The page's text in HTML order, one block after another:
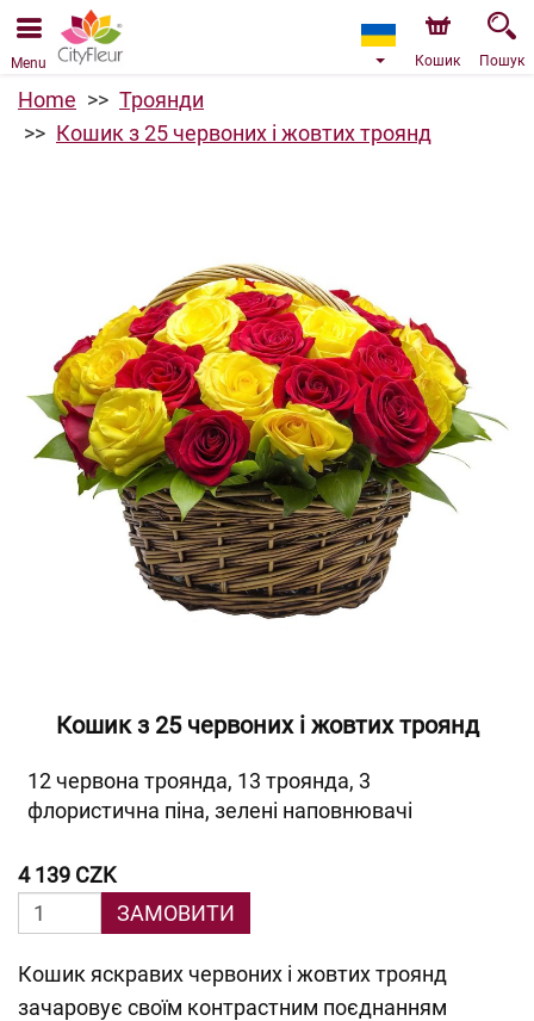
Ми приймаємо замовлення через наш інтернет-
магазин. Найближча можлива дата доставки —
09.08.2026 у зв’язку з відпусткою.
Menu Кошик Пошук
Home
Троянди
Кошик з 25 червоних і жовтих троянд
Кошик з 25 червоних і жовтих троянд
12 червона троянда, 13 троянда, 3
флористична піна, зелені наповнювачі
4 139 CZK
ЗАМОВИТИ
Кошик яскравих червоних і жовтих троянд
зачаровує своїм контрастним поєднанням